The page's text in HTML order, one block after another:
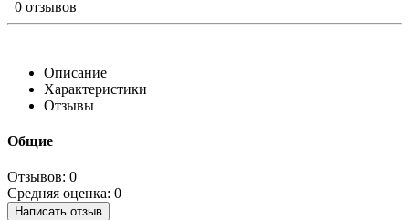
0 отзывов
Описание
Характеристики
Отзывы
Общие
Отзывов: 0
Средняя оценка: 0
Написать отзыв